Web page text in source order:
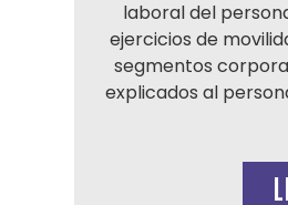
laboral del
ejercicios de
segmentos
explicados al